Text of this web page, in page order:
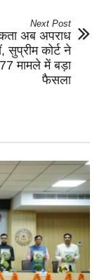
Next Post
अब अपराध
सुप्रीम कोर्ट ने
मामले में बड़ा
फैसला